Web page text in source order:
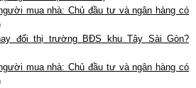
mua nhà: Chủ đầu tư và ngân hàng có
đổi thị trường BĐS khu Tây Sài Gòn?
mua nhà: Chủ đầu tư và ngân hàng có